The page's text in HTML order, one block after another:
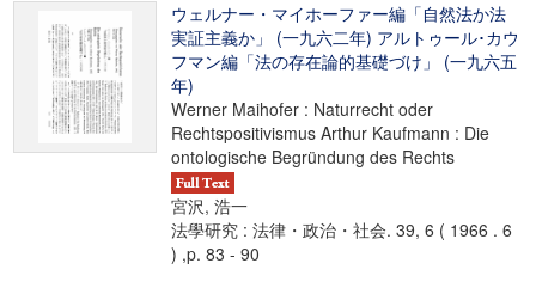
ウェルナー・マイホーファー編「自然法か法
実証主義か」 (一九六二年) アルトゥール･カウ
フマン編「法の存在論的基礎づけ」 (一九六五
年)
Werner Maihofer : Naturrecht oder
Rechtspositivismus Arthur Kaufmann : Die
ontologische Begründung des Rechts
宮沢, 浩一
法學研究 : 法律・政治・社会. 39, 6 ( 1966 . 6
) ,p. 83 - 90